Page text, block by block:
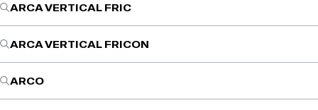
ARCA VERTICAL FRIC
ARCA VERTICAL FRICON
ARCO